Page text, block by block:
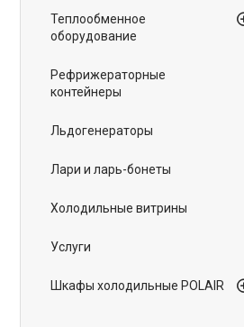
Теплообменное
оборудование
Рефрижераторные
контейнеры
Льдогенераторы
Лари и ларь-бонеты
Холодильные витрины
Услуги
Шкафы холодильные POLAIR